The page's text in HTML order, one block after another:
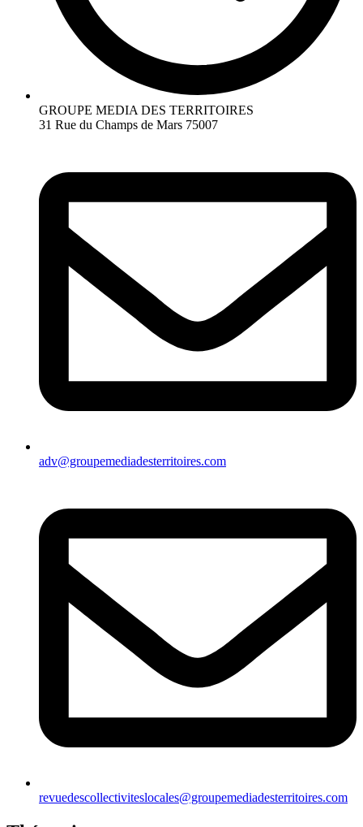
GROUPE MEDIA DES TERRITOIRES
31 Rue du Champs de Mars 75007
adv@groupemediadesterritoires.com
revuedescollectiviteslocales@groupemediadesterritoires.com